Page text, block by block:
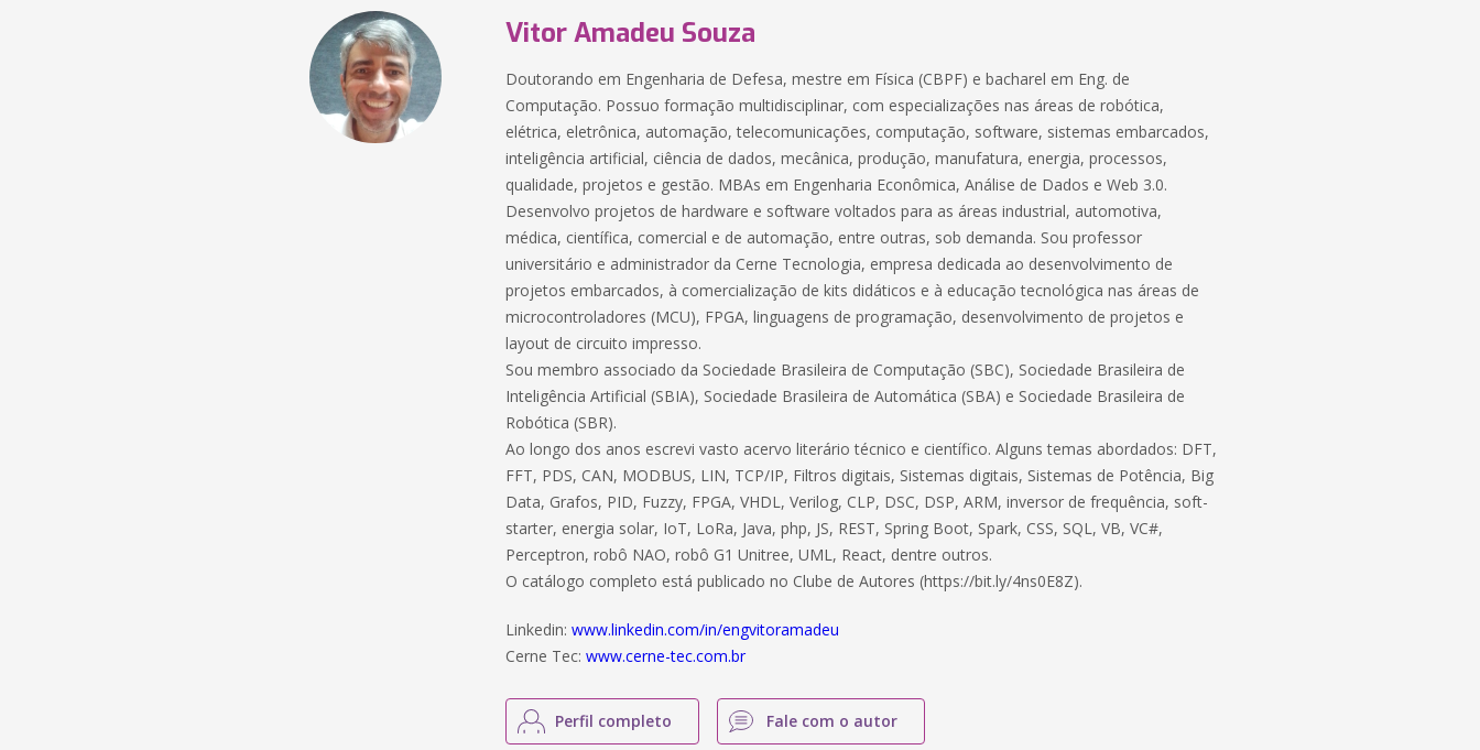
Vitor Amadeu Souza
Doutorando em Engenharia de Defesa, mestre em Física (CBPF) e bacharel em Eng. de
Computação. Possuo formação multidisciplinar, com especializações nas áreas de robótica,
elétrica, eletrônica, automação, telecomunicações, computação, software, sistemas embarcados,
inteligência artificial, ciência de dados, mecânica, produção, manufatura, energia, processos,
qualidade, projetos e gestão. MBAs em Engenharia Econômica, Análise de Dados e Web 3.0.
Desenvolvo projetos de hardware e software voltados para as áreas industrial, automotiva,
médica, científica, comercial e de automação, entre outras, sob demanda. Sou professor
universitário e administrador da Cerne Tecnologia, empresa dedicada ao desenvolvimento de
projetos embarcados, à comercialização de kits didáticos e à educação tecnológica nas áreas de
microcontroladores (MCU), FPGA, linguagens de programação, desenvolvimento de projetos e
layout de circuito impresso.
Sou membro associado da Sociedade Brasileira de Computação (SBC), Sociedade Brasileira de
Inteligência Artificial (SBIA), Sociedade Brasileira de Automática (SBA) e Sociedade Brasileira de
Robótica (SBR).
Ao longo dos anos escrevi vasto acervo literário técnico e científico. Alguns temas abordados: DFT,
FFT, PDS, CAN, MODBUS, LIN, TCP/IP, Filtros digitais, Sistemas digitais, Sistemas de Potência, Big
Data, Grafos, PID, Fuzzy, FPGA, VHDL, Verilog, CLP, DSC, DSP, ARM, inversor de frequência, soft-
starter, energia solar, IoT, LoRa, Java, php, JS, REST, Spring Boot, Spark, CSS, SQL, VB, VC#,
Perceptron, robô NAO, robô G1 Unitree, UML, React, dentre outros.
O catálogo completo está publicado no Clube de Autores (https://bit.ly/4ns0E8Z).
Linkedin:www.linkedin.com/in/engvitoramadeu
Cerne Tec:www.cerne-tec.com.br
Perfil completo Fale com o autor